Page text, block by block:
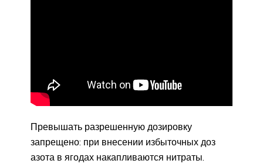
Превышать разрешенную дозировку
запрещено: при внесении избыточных доз
азота в ягодах накапливаются нитраты.